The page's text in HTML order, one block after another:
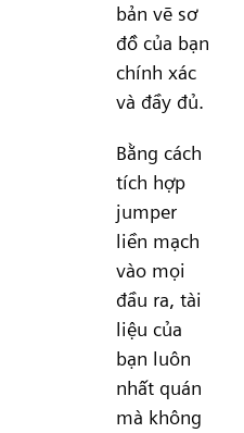
bản vẽ sơ
đồ của bạn
chính xác
và đầy đủ.
Bằng cách
tích hợp
jumper
liền mạch
vào mọi
đầu ra, tài
liệu của
bạn luôn
nhất quán
mà không